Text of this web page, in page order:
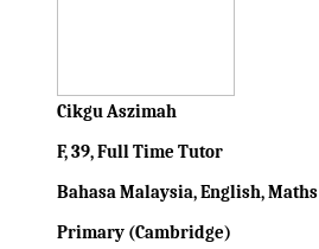
Cikgu Aszimah
F, 39, Full Time Tutor
Bahasa Malaysia, English, Maths
Primary (Cambridge)